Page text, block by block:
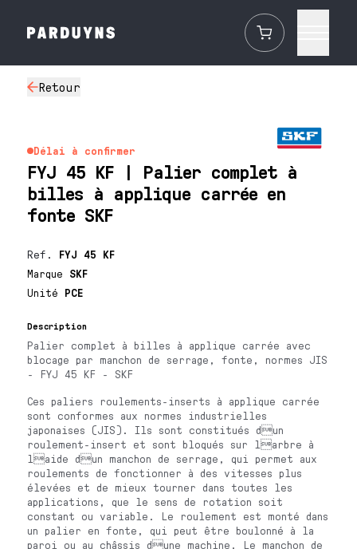
Retour
Délai à confirmer
FYJ 45 KF | Palier complet à
billes à applique carrée en
fonte SKF
Ref. FYJ 45 KF
Marque SKF
Unité PCE
Description
Palier complet à billes à applique carrée avec
blocage par manchon de serrage, fonte, normes JIS
- FYJ 45 KF - SKF
Ces paliers roulements-inserts à applique carrée
sont conformes aux normes industrielles
japonaises (JIS). Ils sont constitués dun
roulement-insert et sont bloqués sur larbre à
laide dun manchon de serrage, qui permet aux
roulements de fonctionner à des vitesses plus
élevées et de mieux tourner dans toutes les
applications, que le sens de rotation soit
constant ou variable. Le roulement est monté dans
un palier en fonte, qui peut être boulonné à la
paroi ou au châssis dune machine. Le manchon de